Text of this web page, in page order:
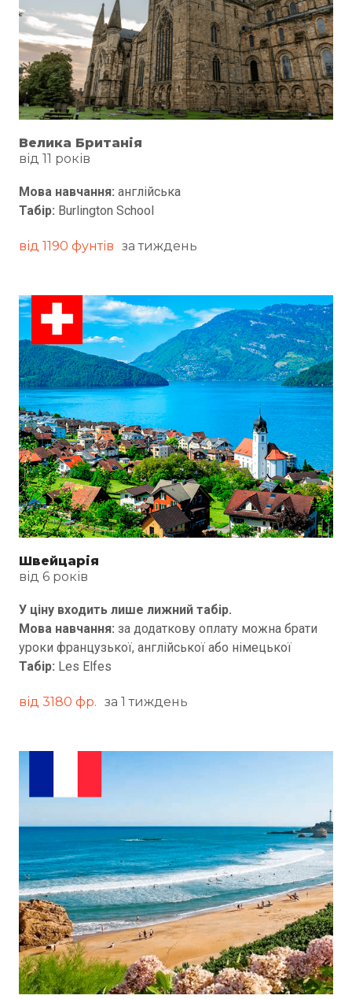
Велика Британія
від 11 років
Мова навчання: англійська
Табір: Burlington School
від 1190 фунтів за тиждень
Швейцарія
від 6 років
У ціну входить лише лижний табір.
Мова навчання: за додаткову оплату можна брати
уроки французької, англійської або німецької
Табір: Les Elfes
від 3180 фр. за 1 тиждень